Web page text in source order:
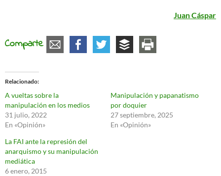
Juan Cáspar
Comparte
Relacionado
A vueltas sobre la
manipulación en los medios
31 julio, 2022
En «Opinión»
Manipulación y papanatismo
por doquier
27 septiembre, 2025
En «Opinión»
La FAI ante la represión del
anarquismo y su manipulación
mediática
6 enero, 2015